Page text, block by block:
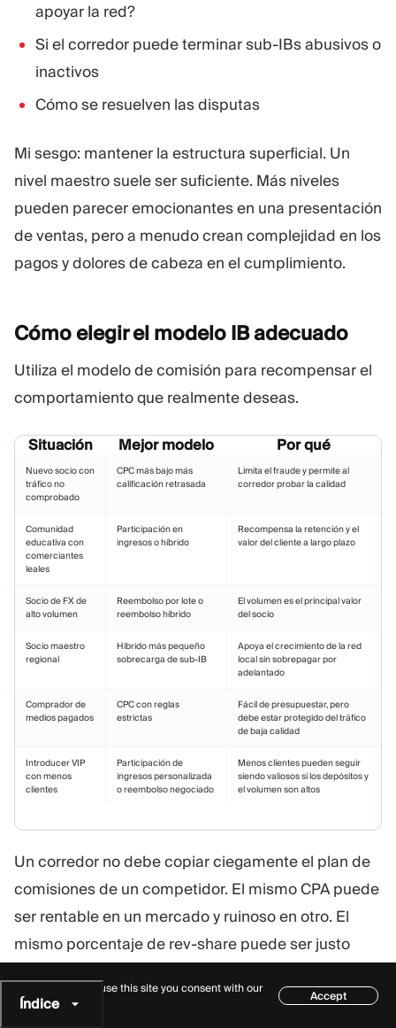
apoyar la red?
Si el corredor puede terminar sub-IBs abusivos o
inactivos
Cómo se resuelven las disputas
Mi sesgo: mantener la estructura superficial. Un
nivel maestro suele ser suficiente. Más niveles
pueden parecer emocionantes en una presentación
de ventas, pero a menudo crean complejidad en los
pagos y dolores de cabeza en el cumplimiento.
Cómo elegir el modelo IBadecuado
Utiliza el modelo de comisión para recompensar el
comportamiento que realmente deseas.
Situación Mejor modelo Por qué
Nuevo socio con
tráfico no
comprobado
CPC más bajo más
calificación retrasada
Limita el fraude y permite al
corredor probar la calidad
Comunidad
educativa con
comerciantes
leales
Participación en
ingresos o híbrido
Recompensa la retención y el
valor del cliente a largo plazo
Socio de FX de
alto volumen
Reembolso por lote o
reembolso híbrido
El volumen es el principal valor
del socio
Socio maestro
regional
Híbrido más pequeño
sobrecarga de sub-IB
Apoya el crecimiento de la red
local sin sobrepagar por
adelantado
Comprador de
medios pagados
CPC con reglas
estrictas
Fácil de presupuestar, pero
debe estar protegido del tráfico
de baja calidad
Introducer VIP
con menos
clientes
Participación de
ingresos personalizada
o reembolso negociado
Menos clientes pueden seguir
siendo valiosos si los depósitos y
el volumen son altos
Un corredor no debe copiar ciegamente el plan de
comisiones de un competidor. El mismo CPA puede
ser rentable en un mercado y ruinoso en otro. El
mismo porcentaje de rev-share puede ser justo
demasiado generoso para una fuente de tráfico de
Índice
By continuing to use this site you consent with our
cookie policy
Accept